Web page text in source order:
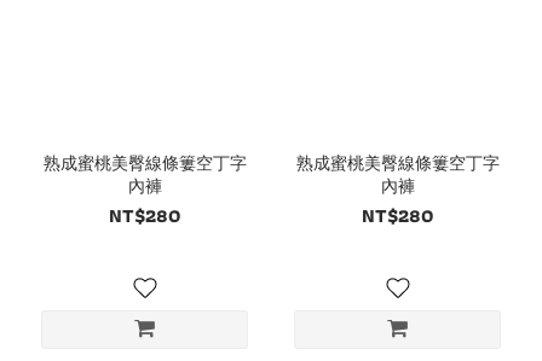
熟成蜜桃美臀線條簍空丁字
內褲
NT$280
熟成蜜桃美臀線條簍空丁字
內褲
NT$280